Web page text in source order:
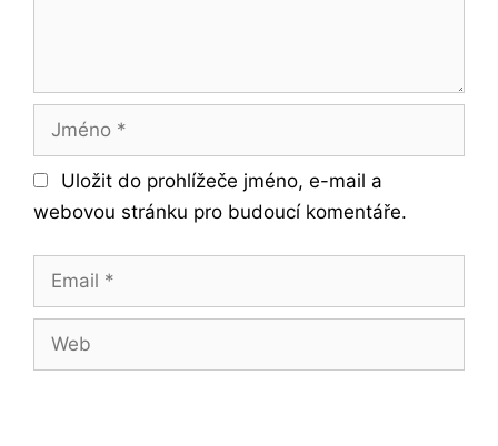
Jméno
Uložit do prohlížeče jméno, e-mail a
webovou stránku pro budoucí komentáře.
Email
Web